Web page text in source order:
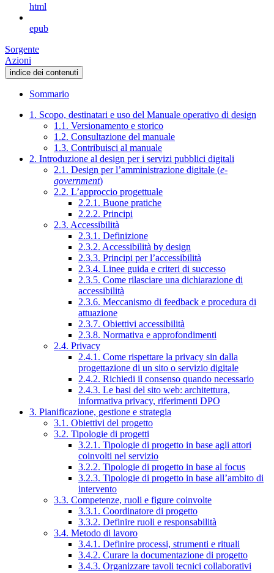
html
epub
Sorgente
Azioni
indice dei contenuti
Sommario
1. Scopo, destinatari e uso del Manuale operativo di design
1.1. Versionamento e storico
1.2. Consultazione del manuale
1.3. Contribuisci al manuale
2. Introduzione al design per i servizi pubblici digitali
2.1. Design per l’amministrazione digitale (e-
government)
2.2. L’approccio progettuale
2.2.1. Buone pratiche
2.2.2. Principi
2.3. Accessibilità
2.3.1. Definizione
2.3.2. Accessibilità by design
2.3.3. Principi per l’accessibilità
2.3.4. Linee guida e criteri di successo
2.3.5. Come rilasciare una dichiarazione di
accessibilità
2.3.6. Meccanismo di feedback e procedura di
attuazione
2.3.7. Obiettivi accessibilità
2.3.8. Normativa e approfondimenti
2.4. Privacy
2.4.1. Come rispettare la privacy sin dalla
progettazione di un sito o servizio digitale
2.4.2. Richiedi il consenso quando necessario
2.4.3. Le basi del sito web: architettura,
informativa privacy, riferimenti DPO
3. Pianificazione, gestione e strategia
3.1. Obiettivi del progetto
3.2. Tipologie di progetti
3.2.1. Tipologie di progetto in base agli attori
coinvolti nel servizio
3.2.2. Tipologie di progetto in base al focus
3.2.3. Tipologie di progetto in base all’ambito di
intervento
3.3. Competenze, ruoli e figure coinvolte
3.3.1. Coordinatore di progetto
3.3.2. Definire ruoli e responsabilità
3.4. Metodo di lavoro
3.4.1. Definire processi, strumenti e rituali
3.4.2. Curare la documentazione di progetto
3.4.3. Organizzare tavoli tecnici collaborativi